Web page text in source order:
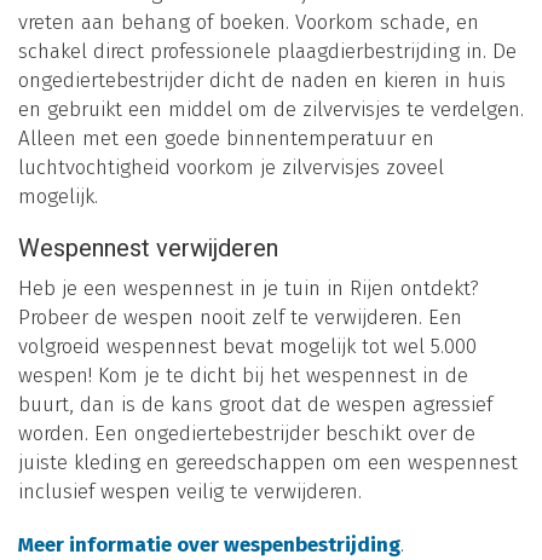
vreten aan behang of boeken. Voorkom schade, en
schakel direct professionele plaagdierbestrijding in. De
ongediertebestrijder dicht de naden en kieren in huis
en gebruikt een middel om de zilvervisjes te verdelgen.
Alleen met een goede binnentemperatuur en
luchtvochtigheid voorkom je zilvervisjes zoveel
mogelijk.
Wespennest verwijderen
Heb je een wespennest in je tuin in Rijen ontdekt?
Probeer de wespen nooit zelf te verwijderen. Een
volgroeid wespennest bevat mogelijk tot wel 5.000
wespen! Kom je te dicht bij het wespennest in de
buurt, dan is de kans groot dat de wespen agressief
worden. Een ongediertebestrijder beschikt over de
juiste kleding en gereedschappen om een wespennest
inclusief wespen veilig te verwijderen.
Meer informatie over wespenbestrijding.